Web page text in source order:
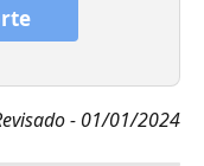
- 01/01/2024